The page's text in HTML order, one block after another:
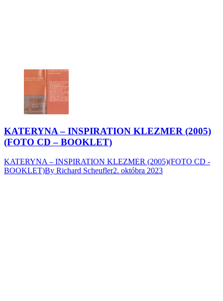
KATERYNA – INSPIRATION KLEZMER (2005)
(FOTO CD – BOOKLET)
KATERYNA – INSPIRATION KLEZMER (2005)(FOTO CD -
BOOKLET)By Richard Scheufler2. októbra 2023